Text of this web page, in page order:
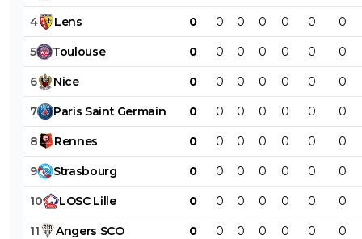
4 Lens 0 0 0 0 0 0 0
5 Toulouse 0 0 0 0 0 0 0
6 Nice 0 0 0 0 0 0 0
7 Paris Saint Germain 0 0 0 0 0 0 0
8 Rennes 0 0 0 0 0 0 0
9 Strasbourg 0 0 0 0 0 0 0
10 LOSC Lille 0 0 0 0 0 0 0
11 Angers SCO 0 0 0 0 0 0 0